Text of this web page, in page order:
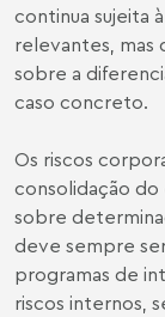
continua sujeita
relevantes, mas
sobre a
caso concreto.
Os riscos
consolidação
sobre
deve sempre
programas de
riscos internos,